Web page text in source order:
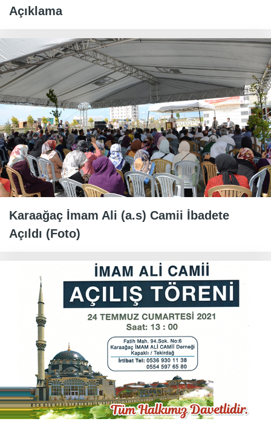
Açıklama
Karaağaç İmam Ali (a.s) Camii İbadete
Açıldı (Foto)